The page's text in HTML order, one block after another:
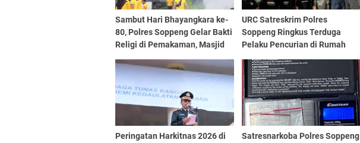
Sambut Hari Bhayangkara ke-
80, Polres Soppeng Gelar Bakti
Religi di Pemakaman, Masjid
dan Gereja
URC Satreskrim Polres
Soppeng Ringkus Terduga
Pelaku Pencurian di Rumah
Bendahara Pesantren, HP dan
Uang Tunai Raib
Peringatan Harkitnas 2026 di
Satresnarkoba Polres Soppeng